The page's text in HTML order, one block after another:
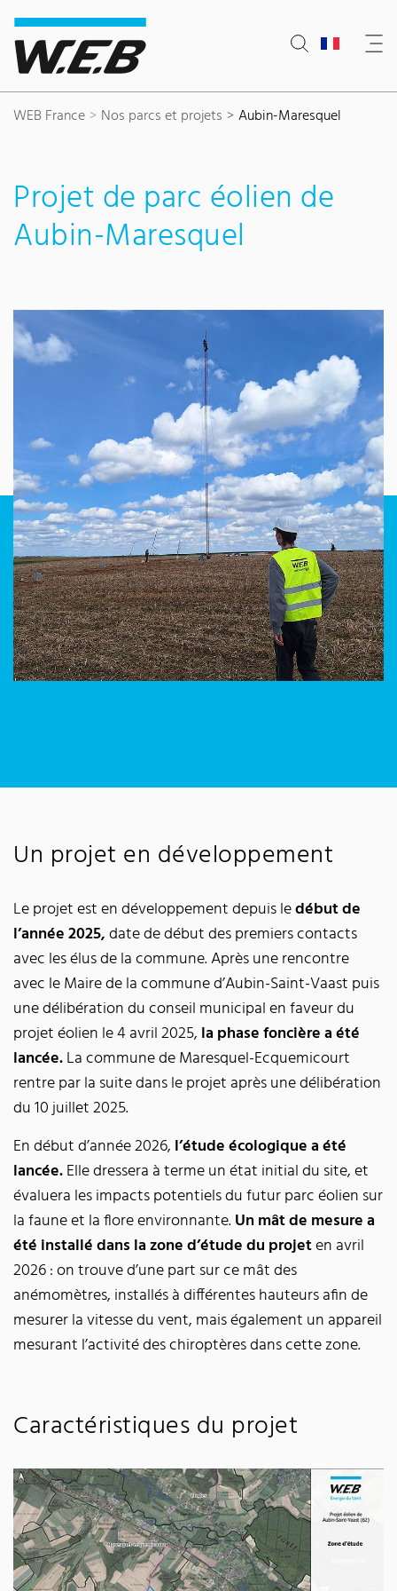
Content Area
Search
Main navigation
Contact
Footer
WEB France Nos parcs et projets Aubin-Maresquel
Projet de parc éolien de
Aubin-Maresquel
Un projet en développement
Le projet est en développement depuis ledébut de
l’année 2025,date de début des premiers contacts
avec les élus de la commune. Après une rencontre
avec le Maire de la commune d’Aubin-Saint-Vaast puis
une délibération du conseil municipal en faveur du
projet éolien le 4 avril 2025, la phase foncière a été
lancée.La commune de Maresquel-Ecquemicourt
rentre par la suite dans le projet après une délibération
du 10 juillet 2025.
En début d’année 2026, l’étude écologique a été
lancée.Elle dressera à terme un état initial du site, et
évaluera les impacts potentiels du futur parc éolien sur
la faune et la flore environnante. Un mât de mesure a
été installé dans la zone d’étude du projeten avril
2026 : on trouve d’une part sur ce mât des
anémomètres, installés à différentes hauteurs afin de
mesurer la vitesse du vent, mais également un appareil
mesurant l’activité des chiroptères dans cette zone.
Caractéristiques du projet